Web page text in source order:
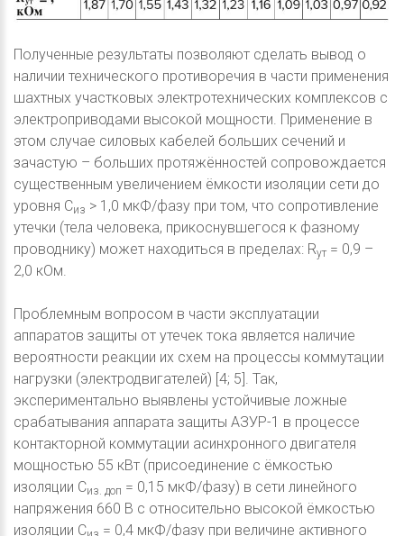
Полученные результаты позволяют сделать вывод о
наличии технического противоречия в части применения
шахтных участковых электротехнических комплексов с
электроприводами высокой мощности. Применение в
этом случае силовых кабелей больших сечений и
зачастую – больших протяжённостей сопровождается
существенным увеличением ёмкости изоляции сети до
уровня Сиз > 1,0 мкФ/фазу при том, что сопротивление
утечки (тела человека, прикоснувшегося к фазному
проводнику) может находиться в пределах: Rут = 0,9 –
2,0 кОм.
Проблемным вопросом в части эксплуатации
аппаратов защиты от утечек тока является наличие
вероятности реакции их схем на процессы коммутации
нагрузки (электродвигателей) [4; 5]. Так,
экспериментально выявлены устойчивые ложные
срабатывания аппарата защиты АЗУР-1 в процессе
контакторной коммутации асинхронного двигателя
мощностью 55 кВт (присоединение с ёмкостью
изоляции Сиз. доп = 0,15 мкФ/фазу) в сети линейного
напряжения 660 В с относительно высокой ёмкостью
изоляции С
= 0,4 мкФ/фазу при величине активного